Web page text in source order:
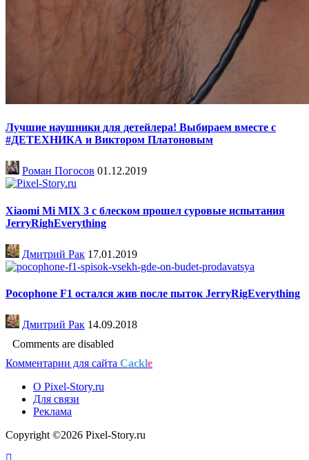
Лучшие наушники для детейлера! Выбираем вместе с
#ДЕТЕХНИКА и Виктором Платоновым
Роман Погосов 01.12.2019
Xiaomi Mi MIX 3 с блеском прошел суровые испытания
JerryRighEverything
Дмитрий Рак 17.01.2019
Pocophone F1 остался жив после пыток JerryRigEverything
Дмитрий Рак 14.09.2018
Comments are disabled
Комментарии для сайта Cackle
О Pixel-Story.ru
Для связи
Реклама
Copyright ©2026 Pixel-Story.ru